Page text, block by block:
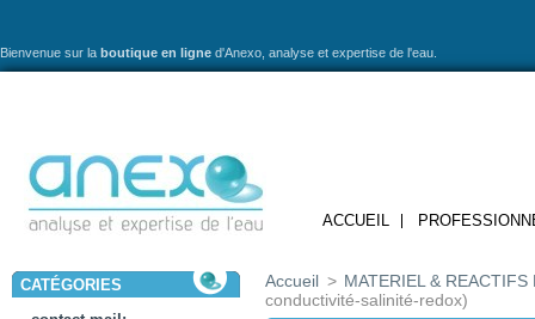
Bienvenue sur la boutique en ligne d'Anexo, analyse et expertise de l'eau.
ACCUEIL
CATÉGORIES
Accueil > MATERIEL & REACTIFS
conductivité-salinité-redox)